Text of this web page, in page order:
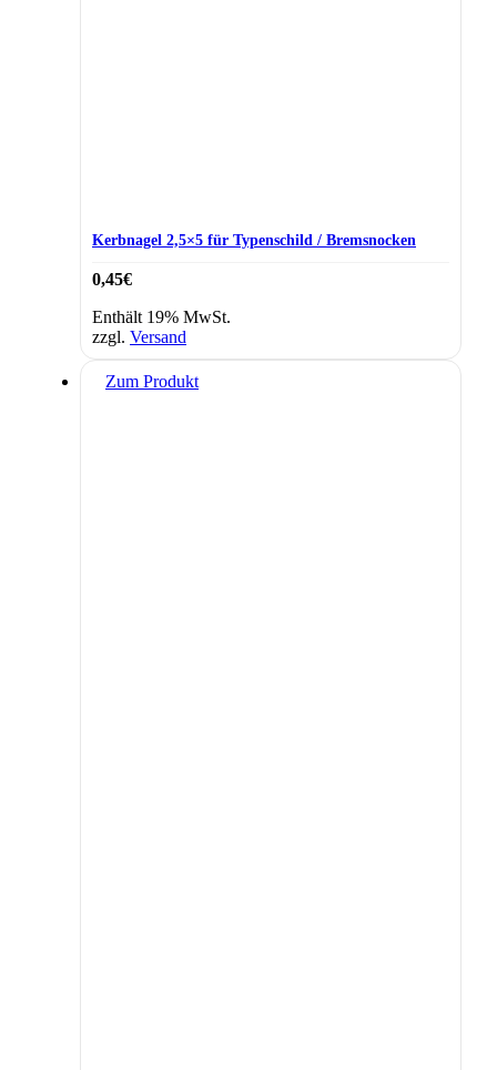
Kerbnagel 2,5×5 für Typenschild / Bremsnocken
0,45€
Enthält 19% MwSt.
zzgl. Versand
Zum Produkt